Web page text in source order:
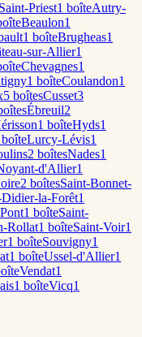
Priest1 boîteAutry-
Beaulon1
1 boîteBrugheas1
sur-Allier1
Chevagnes1
1 boîteCoulandon1
5 boîtesCusset3
sÉbreuil2
1 boîteHyds1
boîteLurcy-Lévis1
2 boîtesNades1
d'Allier1
2 boîtesSaint-Bonnet-
Didier-la-Forêt1
1 boîteSaint-
Rollat1 boîteSaint-Voir1
1 boîteSouvigny1
1 boîteUssel-d'Allier1
Vendat1
1 boîteVicq1